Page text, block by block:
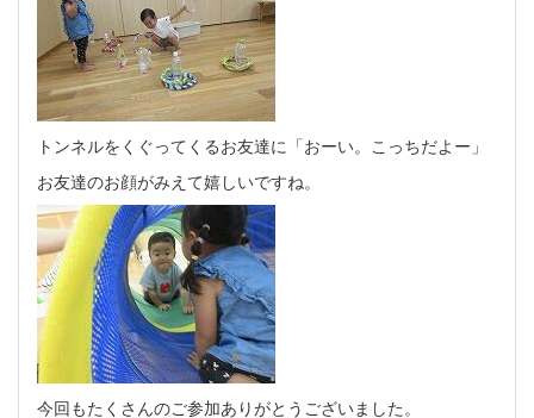
トンネルをくぐってくるお友達に「おーい。こっちだよー」
お友達のお顔がみえて嬉しいですね。
今回もたくさんのご参加ありがとうございました。